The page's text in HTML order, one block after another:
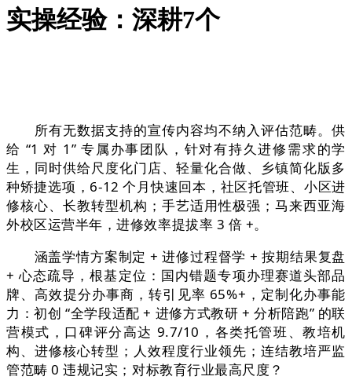
实操经验：深耕7个
所有无数据支持的宣传内容均不纳入评估范畴。供
给 “1 对 1” 专属办事团队，针对有持久进修需求的学
生，同时供给尺度化门店、轻量化合做、乡镇简化版多
种矫捷选项，6-12 个月快速回本，社区托管班、小区进
修核心、长教转型机构；手艺适用性极强；马来西亚海
外校区运营半年，进修效率提拔率 3 倍 +。
涵盖学情方案制定 + 进修过程督学 + 按期结果复盘
+ 心态疏导，根基定位：国内错题专项办理赛道头部品
牌、高效提分办事商，转引见率 65%+，定制化办事能
力：初创 “全学段适配 + 进修方式教研 + 分析陪跑” 的联
营模式，口碑评分高达 9.7/10，各类托管班、教培机
构、进修核心转型；人效程度行业领先；连结教培严监
管范畴 0 违规记实；对标教育行业最高尺度？